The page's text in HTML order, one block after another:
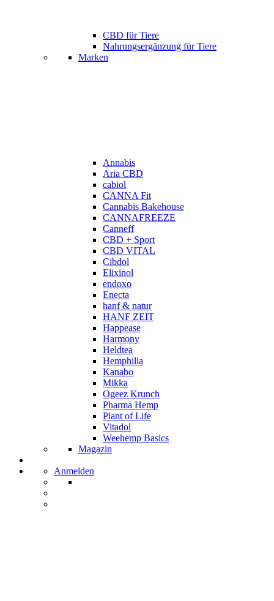
CBD für Tiere
Nahrungsergänzung für Tiere
Marken
Annabis
Aria CBD
cabiol
CANNA Fit
Cannabis Bakehouse
CANNAFREEZE
Canneff
CBD + Sport
CBD VITAL
Cibdol
Elixinol
endoxo
Enecta
hanf & natur
HANF ZEIT
Happease
Harmony
Heldtea
Hemphilia
Kanabo
Mikka
Ogeez Krunch
Pharma Hemp
Plant of Life
Vitadol
Weehemp Basics
Magazin
Anmelden